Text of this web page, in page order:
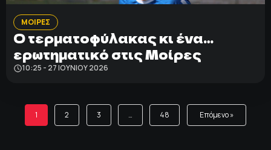
ΜΟΙΡΕΣ
Ο τερματοφύλακας κι ένα…
ερωτηματικό στις Μοίρες
10:25 - 27 ΙΟΥΝΊΟΥ 2026
1 2 3 … 48 Επόμενο »